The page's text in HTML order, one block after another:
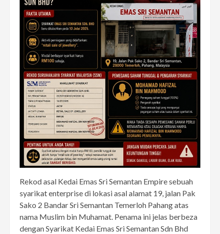
Rekod asal Kedai Emas Sri Semantan Empire sebuah
syarikat enterprise di lokasi asal alamat 19, jalan Pak
Sako 2 Bandar Sri Semantan Temerloh Pahang atas
nama Muslim bin Muhamat. Penama ini jelas berbeza
dengan Syarikat Kedai Emas Sri Semantan Sdn Bhd